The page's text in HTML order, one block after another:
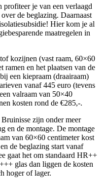
profiteer je van een verlaagd
de beglazing. Daarnaast
Hier kom je al
maatregelen in
kozijnen (vast raam, 60×60
ramen en het plaatsen van de
een kiepraam (draairaam)
vanaf 445 euro (tevens
valraam van 50×40
kosten rond de €285,-.
zijn onder meer
en de montage. De montage
van 60×60 centimeter kost
de beglazing start vanaf
gaat het om standaard HR++
glas dan liggen de kosten
hoger of lager.